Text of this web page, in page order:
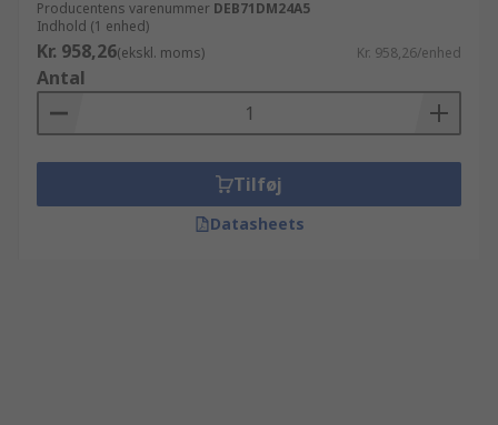
Producentens varenummer DEB71DM24A5
Indhold (1 enhed)
Kr. 958,26(ekskl. moms) Kr. 958,26/enhed
Antal
Tilføj
Datasheets